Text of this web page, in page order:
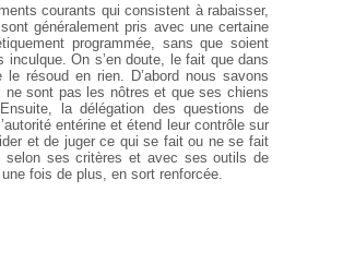
courants qui consistent àrabaisser,
généralement pris avec une certaine
programmée, sans que soient
inculque. On s’en doute, le fait que dans
résoud en rien. D’abord nous savons
ne sont pas les nôtres et que ses chiens
la délégation des questions de
entérine et étend leur contrôle sur
et de juger ce qui se fait ou ne se fait
selon ses critères et avec ses outils de
fois de plus, en sort renforcée.